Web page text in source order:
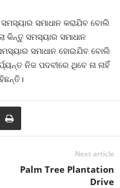
ସମାଧାନ କରାଯିବ ବୋଲି
ସମସ୍ୟାର ସମାଧାନ
ସମାଧାନ ହୋଇଯିବ ବୋଲି
ନିଜ ପଦବୀରେ ଥିବେ ନା ନାହିଁ
Next article
Palm Tree Plantation
Drive